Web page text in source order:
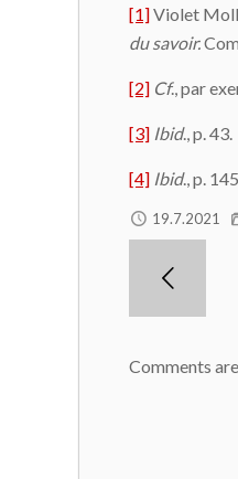
[1]Violet
du savoir.
[2] Cf., par
[3] Ibid., p. 43.
[4] Ibid., p.
19.7.2021
Comments